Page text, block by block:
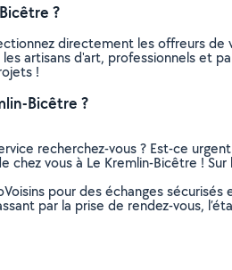
?
directement les offreurs
artisans d'art, professionnels et
!
Bicêtre ?
recherchez-vous ? Est-ce
vous à Le Kremlin-Bicêtre !
pour des échanges sécurisés
par la prise de rendez-vous,